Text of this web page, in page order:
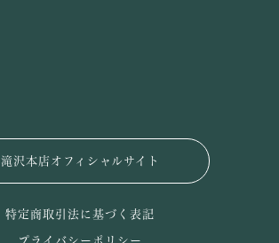
滝沢本店オフィシャルサイト
特定商取引法に基づく表記
プライバシーポリシー